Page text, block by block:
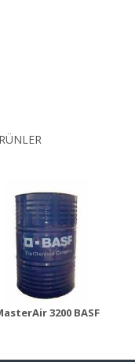
3200 BASF
MasterBrace ADH
1406 (Concresive)
Ürün Detayı